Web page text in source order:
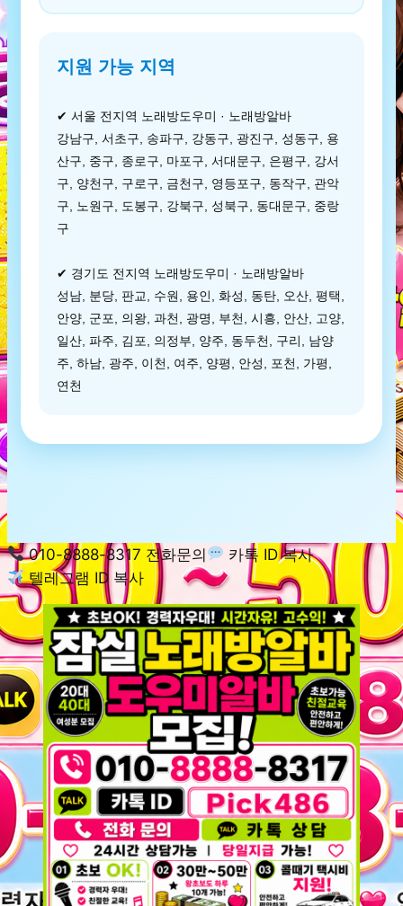
지원 가능 지역
✔ 서울 전지역 노래방도우미 · 노래방알바
강남구, 서초구, 송파구, 강동구, 광진구, 성동구, 용
산구, 중구, 종로구, 마포구, 서대문구, 은평구, 강서
구, 양천구, 구로구, 금천구, 영등포구, 동작구, 관악
구, 노원구, 도봉구, 강북구, 성북구, 동대문구, 중랑
구
✔ 경기도 전지역 노래방도우미 · 노래방알바
성남, 분당, 판교, 수원, 용인, 화성, 동탄, 오산, 평택,
안양, 군포, 의왕, 과천, 광명, 부천, 시흥, 안산, 고양,
일산, 파주, 김포, 의정부, 양주, 동두천, 구리, 남양
주, 하남, 광주, 이천, 여주, 양평, 안성, 포천, 가평,
연천
010-8888-8317 전화문의
카톡 ID 복사
텔레그램 ID 복사